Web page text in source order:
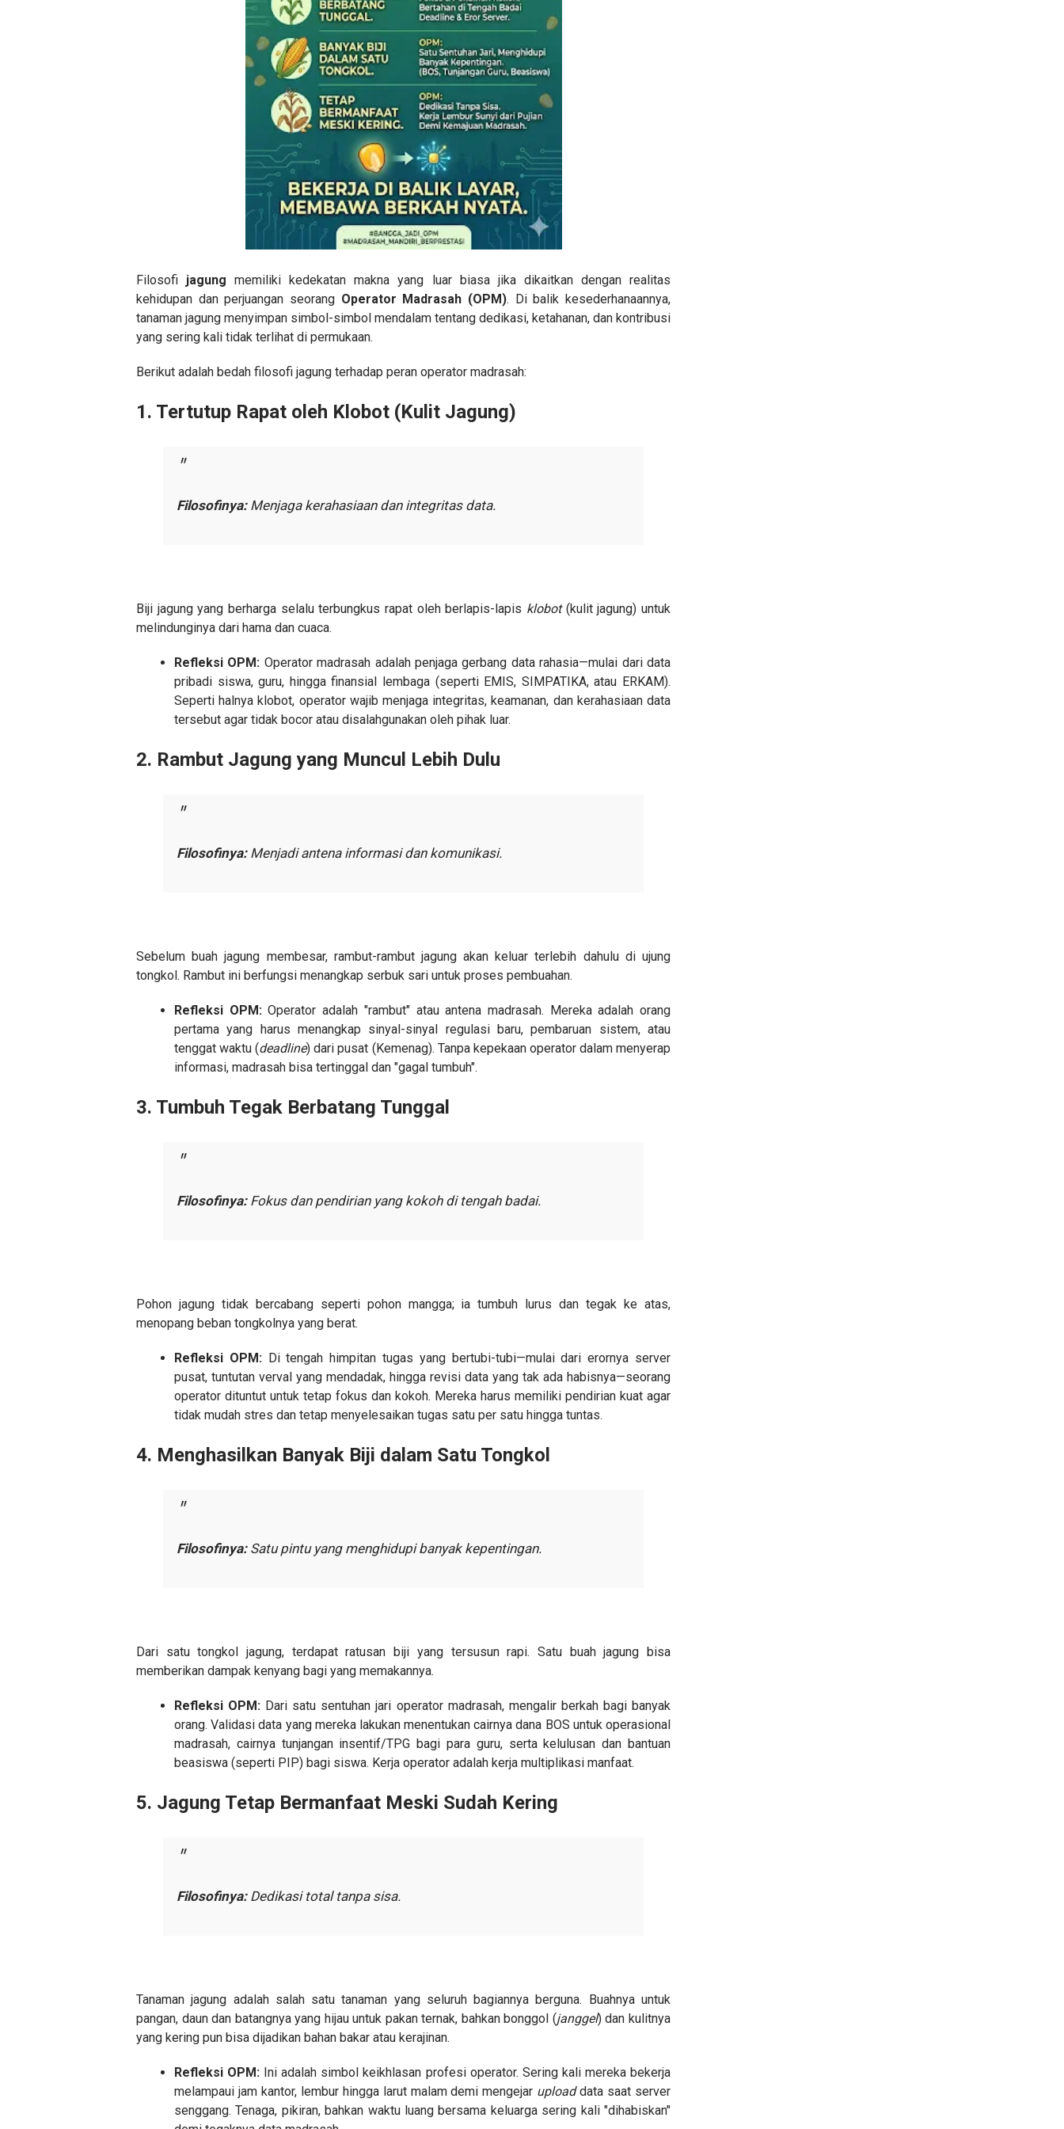
Filosofi jagung memiliki kedekatan makna yang luar biasa jika dikaitkan dengan realitas
kehidupan dan perjuangan seorang Operator Madrasah (OPM). Di balik kesederhanaannya,
tanaman jagung menyimpan simbol-simbol mendalam tentang dedikasi, ketahanan, dan kontribusi
yang sering kali tidak terlihat di permukaan.
​Berikut adalah bedah filosofi jagung terhadap peran operator madrasah:
​1. Tertutup Rapat oleh Klobot (Kulit Jagung)
Filosofinya: Menjaga kerahasiaan dan integritas data.
​Biji jagung yang berharga selalu terbungkus rapat oleh berlapis-lapis klobot(kulit jagung) untuk
melindunginya dari hama dan cuaca.
Refleksi OPM: Operator madrasah adalah penjaga gerbang data rahasia—mulai dari data
pribadi siswa, guru, hingga finansial lembaga (seperti EMIS, SIMPATIKA, atau ERKAM).
Seperti halnya klobot, operator wajib menjaga integritas, keamanan, dan kerahasiaan data
tersebut agar tidak bocor atau disalahgunakan oleh pihak luar.
​2. Rambut Jagung yang Muncul Lebih Dulu
Filosofinya: Menjadi antena informasi dan komunikasi.
​Sebelum buah jagung membesar, rambut-rambut jagung akan keluar terlebih dahulu di ujung
tongkol. Rambut ini berfungsi menangkap serbuk sari untuk proses pembuahan.
Refleksi OPM:Operator adalah "rambut" atau antena madrasah. Mereka adalah orang
pertama yang harus menangkap sinyal-sinyal regulasi baru, pembaruan sistem, atau
tenggat waktu (deadline) dari pusat (Kemenag). Tanpa kepekaan operator dalam menyerap
informasi, madrasah bisa tertinggal dan "gagal tumbuh".
​3. Tumbuh Tegak Berbatang Tunggal
Filosofinya: Fokus dan pendirian yang kokoh di tengah badai.
​Pohon jagung tidak bercabang seperti pohon mangga; ia tumbuh lurus dan tegak ke atas,
menopang beban tongkolnya yang berat.
Refleksi OPM:Di tengah himpitan tugas yang bertubi-tubi—mulai dari erornya server
pusat, tuntutan verval yang mendadak, hingga revisi data yang tak ada habisnya—seorang
operator dituntut untuk tetap fokus dan kokoh. Mereka harus memiliki pendirian kuat agar
tidak mudah stres dan tetap menyelesaikan tugas satu per satu hingga tuntas.
​4. Menghasilkan Banyak Biji dalam Satu Tongkol
Filosofinya: Satu pintu yang menghidupi banyak kepentingan.
​Dari satu tongkol jagung, terdapat ratusan biji yang tersusun rapi. Satu buah jagung bisa
memberikan dampak kenyang bagi yang memakannya.
Refleksi OPM: Dari satu sentuhan jari operator madrasah, mengalir berkah bagi banyak
orang. Validasi data yang mereka lakukan menentukan cairnya dana BOS untuk operasional
madrasah, cairnya tunjangan insentif/TPG bagi para guru, serta kelulusan dan bantuan
beasiswa (seperti PIP) bagi siswa. Kerja operator adalah kerja multiplikasi manfaat.
​5. Jagung Tetap Bermanfaat Meski Sudah Kering
Filosofinya: Dedikasi total tanpa sisa.
​Tanaman jagung adalah salah satu tanaman yang seluruh bagiannya berguna. Buahnya untuk
pangan, daun dan batangnya yang hijau untuk pakan ternak, bahkan bonggol (janggel) dan kulitnya
yang kering pun bisa dijadikan bahan bakar atau kerajinan.
Refleksi OPM: Ini adalah simbol keikhlasan profesi operator. Sering kali mereka bekerja
melampaui jam kantor, lembur hingga larut malam demi mengejar uploaddata saat server
senggang. Tenaga, pikiran, bahkan waktu luang bersama keluarga sering kali "dihabiskan"